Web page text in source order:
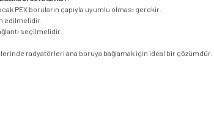
PEX boruların çapıyla uyumlu olması gerekir.
edilmelidir.
seçilmelidir.
radyatörleri ana boruya bağlamak için ideal bir